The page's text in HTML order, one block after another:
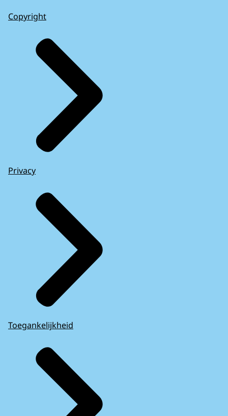
Copyright
Privacy
Toegankelijkheid